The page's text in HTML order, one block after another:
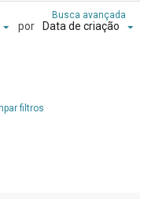
Busca avançada
por Data de criação
filtros